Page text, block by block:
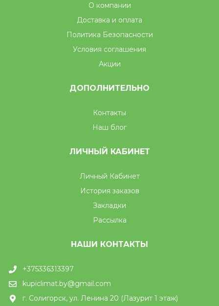
О компании
Доставка и оплата
Политика Безопасности
Условия соглашения
Акции
ДОПОЛНИТЕЛЬНО
Контакты
Наш блог
ЛИЧНЫЙ КАБИНЕТ
Личный Кабинет
История заказов
Закладки
Рассылка
НАШИ КОНТАКТЫ
+375336313397
kupiclimat.by@gmail.com
г. Солигорск, ул. Ленина 20 (Лазурит 1 этаж)